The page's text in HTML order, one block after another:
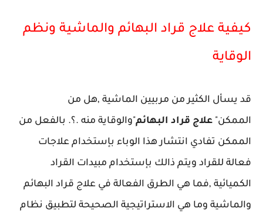
كيفية علاج قراد البهائم والماشية ونظم
الوقاية
قد يسأل الكثير من مربيين الماشية ,هل من
الممكن" علاج قراد البهائم"والوقاية منه .؟. بالفعل من
الممكن تفادي انتشار هذا الوباء بإستخدام علاجات
فعالة للقراد ويتم ذالك بإستخدام مبيدات القراد
الكميائية ,فما هي الطرق الفعالة في علاج قراد البهائم
والماشية وما هي الاستراتيجية الصحيحة لتطبيق نظام